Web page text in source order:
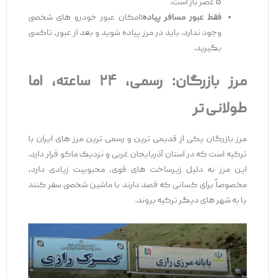
فقط عبور مسافر پیاده:امکان عبور خودرو های شخصی
وجود ندارد. باید در مرز پیاده شوید و بعد از عبور، تاکسی
بگیرید.
مرز بازرگان: رسمی، ۲۴ساعته، اما
طولانی‌تر
مرز بازرگان یکی از قدیمی ‌ترین و رسمی ‌ترین مرز های ایران با
ترکیه است که در استان آذربایجان غربی و نزدیک ماکو قرار دارد.
این مرز به دلیل زیرساخت ‌های قوی، محبوبیت زیادی دارد،
مخصوصاً برای کسانی که قصد دارند با ماشین شخصی سفر کنند
یا به شهر های دیگر ترکیه بروند.